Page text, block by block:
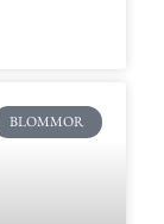
BLOMMOR